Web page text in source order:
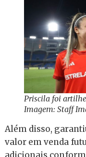
Priscila foi
Imagem: Staff
Além disso,
valor em venda